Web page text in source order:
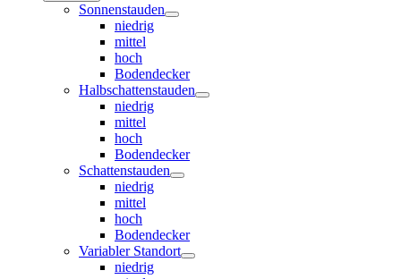
Sonnenstauden
niedrig
mittel
hoch
Bodendecker
Halbschattenstauden
niedrig
mittel
hoch
Bodendecker
Schattenstauden
niedrig
mittel
hoch
Bodendecker
Variabler Standort
niedrig